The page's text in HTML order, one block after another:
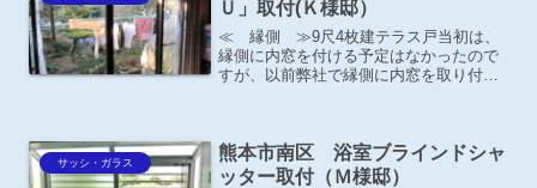
Ｕ」取付(Ｋ様邸）
≪ 縁側 ≫9尺4枚建テラス戸当初は、
縁側に内窓を付ける予定はなかったので
すが、以前弊社で縁側に内窓を取り付け
サッシ・ガラス
熊本市南区 浴室ブラインドシャ
ッター取付（Ｍ様邸）